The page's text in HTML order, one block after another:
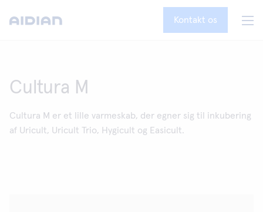
Kontakt os
Cultura M
Cultura M er et lille varmeskab, der egner sig til inkubering
af Uricult, Uricult Trio, Hygicult og Easicult.